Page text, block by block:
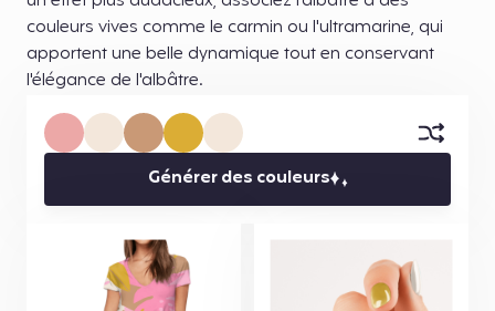
couleurs vives comme le carmin ou l'ultramarine, qui
apportent une belle dynamique tout en conservant
l'élégance de l'albâtre.
Générer des couleurs